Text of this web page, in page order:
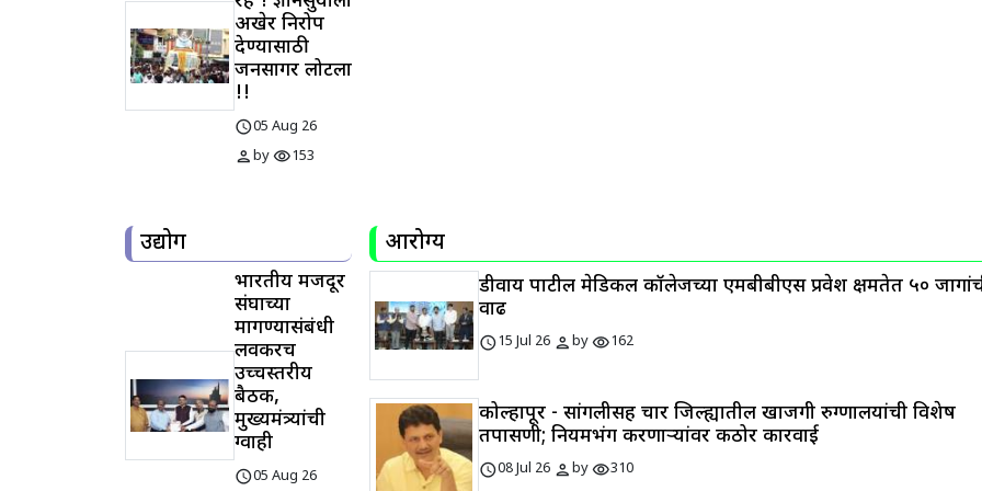
अखेर निरोप
देण्यासाठी
जनसागर लोटला
!!
schedule05 Aug 26
personbyvisibility153
उद्योग
भारतीय मजदूर
संघाच्या
मागण्यासंबंधी
लवकरच
उच्चस्तरीय
बैठक,
मुख्यमंत्र्यांची
ग्वाही
schedule05 Aug 26
आरोग्य
डीवाय पाटील मेडिकल कॉलेजच्या एमबीबीएस प्रवेश क्षमतेत ५०
वाढ
schedule15 Jul 26 personbyvisibility162
कोल्हापूर - सांगलीसह चार जिल्ह्यातील खाजगी रुग्णालयांची विशेष
तपासणी; नियमभंग करणाऱ्यांवर कठोर कारवाई
schedule08 Jul 26 personbyvisibility310